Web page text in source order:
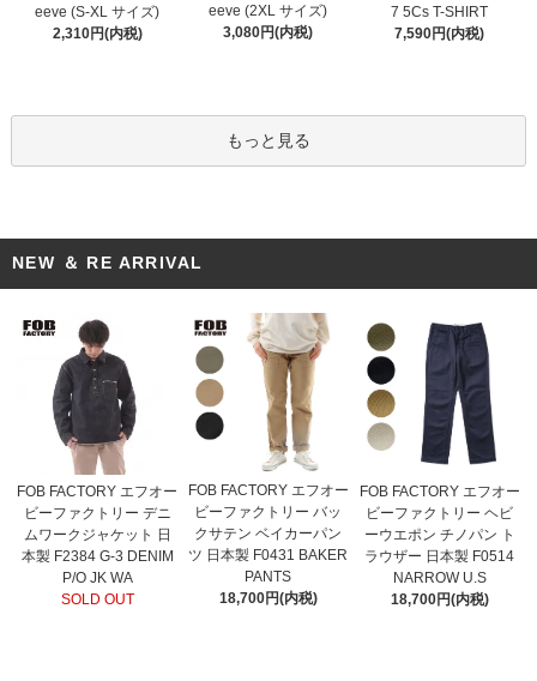
eeve (S-XL サイズ)
2,310円(内税)
eeve (2XL サイズ)
3,080円(内税)
7 5Cs T-SHIRT
7,590円(内税)
もっと見る
NEW ＆ RE ARRIVAL
FOB FACTORY エフオー
ビーファクトリー デニ
ムワークジャケット 日
本製 F2384 G-3 DENIM
P/O JK WA
SOLD OUT
FOB FACTORY エフオー
ビーファクトリー バッ
クサテン ベイカーパン
ツ 日本製 F0431 BAKER
PANTS
18,700円(内税)
FOB FACTORY エフオー
ビーファクトリー ヘビ
ーウエポン チノパン ト
ラウザー 日本製 F0514
NARROW U.S
18,700円(内税)